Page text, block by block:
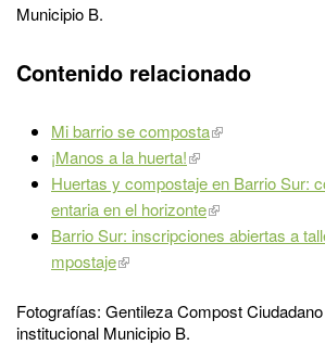
Municipio B.
Contenido relacionado
Mi barrio se composta
¡Manos a la huerta!
Huertas y compostaje en Barrio Sur:
entaria en el horizonte
Barrio Sur: inscripciones abiertas a
mpostaje
Fotografías: Gentileza Compost
institucional Municipio B.